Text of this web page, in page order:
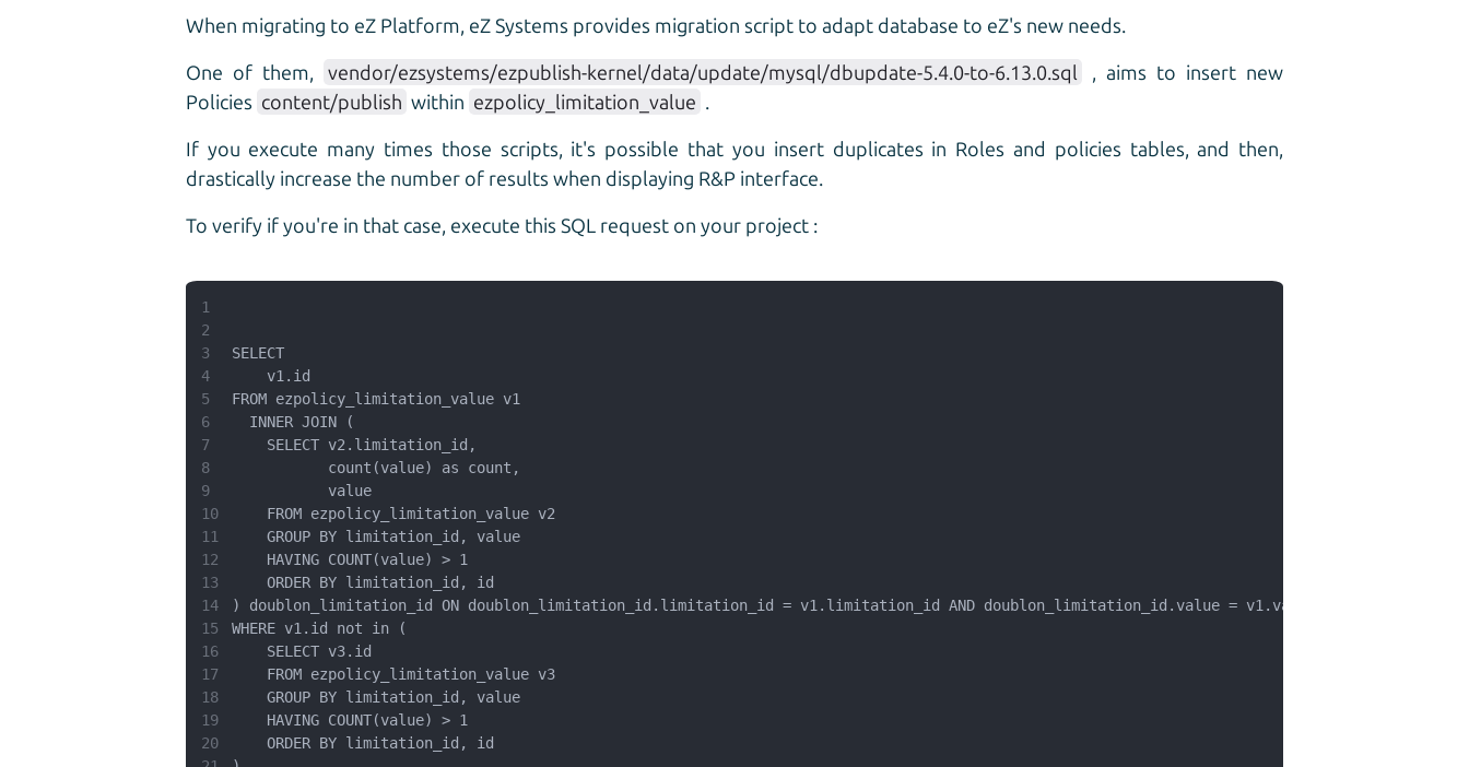
When migrating to eZ Platform, eZ Systems provides migration script to adapt database to eZ's new needs.
One of them, vendor/ezsystems/ezpublish-kernel/data/update/mysql/dbupdate-5.4.0-to-6.13.0.sql
, aims to insert new
Policies content/publish within ezpolicy_limitation_value
If you execute many times those scripts, it's possible that you insert duplicates in Roles and policies tables, and then,
drastically increase the number of results when displaying R&P interface.
To verify if you're in that case, execute this SQL request on your project :
1
2
3
SELECT
4
5
6
7
8
9
value
10
11
GROUP BY limitation_id, value
12
13
14
15
16
17
FROM ezpolicy_limitation_value v3
18
GROUP BY limitation_id, value
19
20